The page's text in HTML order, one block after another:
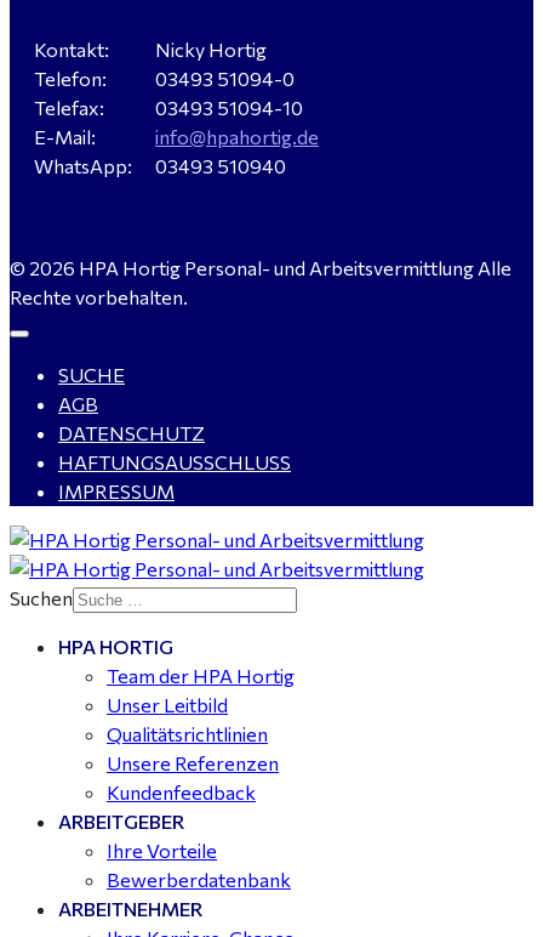
Servicemeister Kfz (m/w/d) - Bitterfeld-Wolfen
gesucht - ab 4.500,00 €
Rohrleitungsbau - Tagschicht - Leuna ab 20 €
Kalkulator (m/w/d) mit technischen Erfahrungen
gesucht für Halle (Saale) - ab 4.000 €
25
Mitarbeiter Wohnungssanierung / Maler (m/w/d)
Dessau-Roßlau - ab 18,00 €
Kontakt:
Telefon:
Telefax:
E-Mail:
WhatsApp:
Nicky Hortig
03493 51094-0
03493 51094-10
info@hpahortig.de
03493 510940
© 2026 HPA Hortig Personal- und Arbeitsvermittlung Alle
Rechte vorbehalten.
SUCHE
AGB
DATENSCHUTZ
HAFTUNGSAUSSCHLUSS
IMPRESSUM
Suchen
HPA HORTIG
Team der HPA Hortig
Unser Leitbild
Qualitätsrichtlinien
Unsere Referenzen
Kundenfeedback
ARBEITGEBER
Ihre Vorteile
Bewerberdatenbank
ARBEITNEHMER